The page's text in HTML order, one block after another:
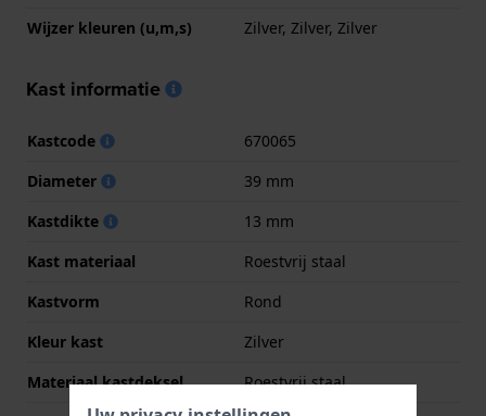
Wijzer kleuren (u,m,s)
Zilver, Zilver, Zilver
Kast informatie
Kastcode
670065
Diameter
39 mm
Kastdikte
13 mm
Kast materiaal
Roestvrij staal
Kastvorm
Rond
Kleur kast
Zilver
Materiaal kastdeksel
Roestvrij staal